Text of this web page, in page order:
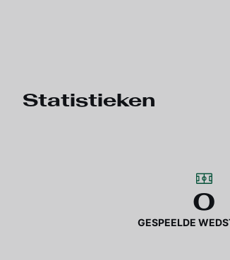
Statistieken
0
GESPEELDE